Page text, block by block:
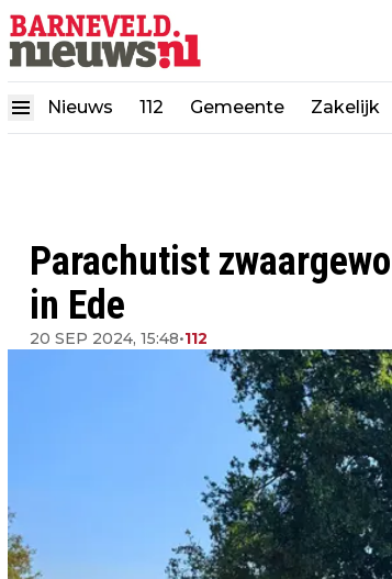
Nieuws 112 Gemeente Zakelijk
Parachutist
in Ede
20 SEP 2024, 15:48•112